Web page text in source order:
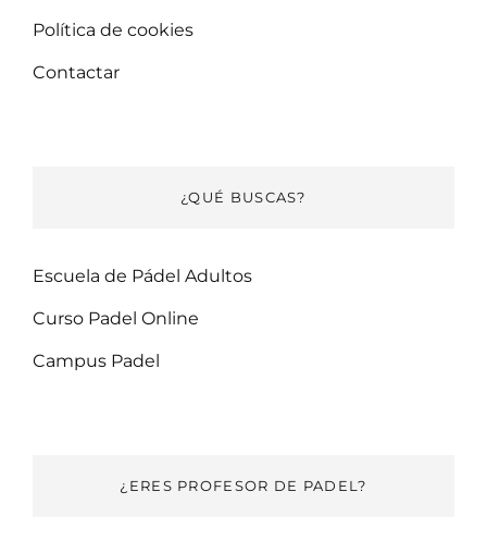
Política de cookies
Contactar
¿QUÉ BUSCAS?
Escuela de Pádel Adultos
Curso Padel Online
Campus Padel
¿ERES PROFESOR DE PADEL?